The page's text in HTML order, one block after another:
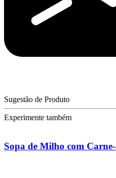
Sugestão de Produto
Experimente também
Sopa de Milho com Carne-